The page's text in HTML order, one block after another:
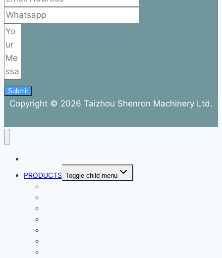
Submit
Copyright © 2026 Taizhou Shenron Machinery Ltd.
PRODUCTS Toggle child menu